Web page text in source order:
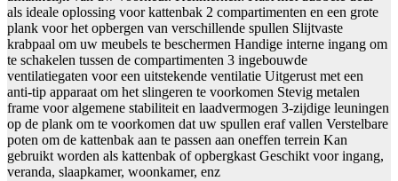
als ideale oplossing voor kattenbak 2 compartimenten en een grote
plank voor het opbergen van verschillende spullen Slijtvaste
krabpaal om uw meubels te beschermen Handige interne ingang om
te schakelen tussen de compartimenten 3 ingebouwde
ventilatiegaten voor een uitstekende ventilatie Uitgerust met een
anti-tip apparaat om het slingeren te voorkomen Stevig metalen
frame voor algemene stabiliteit en laadvermogen 3-zijdige leuningen
op de plank om te voorkomen dat uw spullen eraf vallen Verstelbare
poten om de kattenbak aan te passen aan oneffen terrein Kan
gebruikt worden als kattenbak of opbergkast Geschikt voor ingang,
veranda, slaapkamer, woonkamer, enz